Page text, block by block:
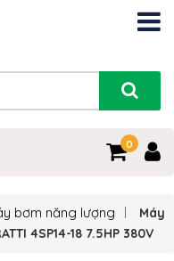
0
bơm năng lượng
Máy
4SP14-18 7.5HP 380V